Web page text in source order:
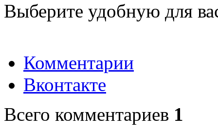
Выберите удобную для
Комментарии
Вконтакте
Всего комментариев 1